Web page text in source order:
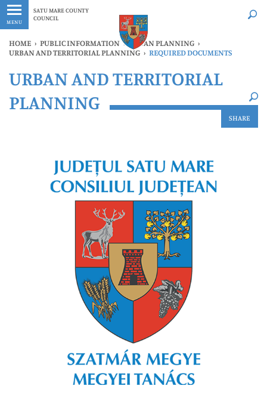
MENU
SATU MARE COUNTY
COUNCIL
Latest
HOME › PUBLIC INFORMATION › URBAN PLANNING ›
URBAN AND TERRITORIAL PLANNING › REQUIRED DOCUMENTS
Latest Whenever
URBAN AND TERRITORIAL
PLANNING
SHARE